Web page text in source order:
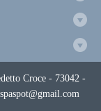
Croce - 73042 -